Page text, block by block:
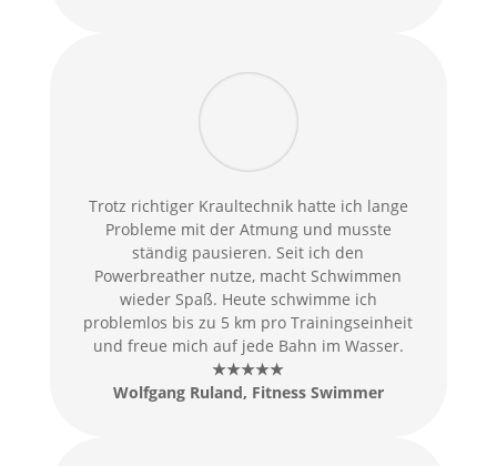
Trotz richtiger Kraultechnik hatte ich lange
Probleme mit der Atmung und musste
ständig pausieren. Seit ich den
Powerbreather nutze, macht Schwimmen
wieder Spaß. Heute schwimme ich
problemlos bis zu 5 km pro Trainingseinheit
und freue mich auf jede Bahn im Wasser.
★★★★★
Wolfgang Ruland, Fitness Swimmer